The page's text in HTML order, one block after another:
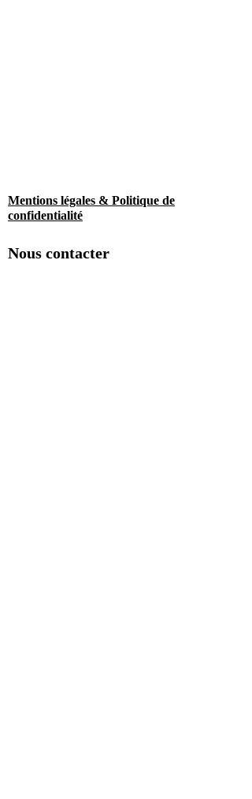
Mentions légales & Politique de
confidentialité
Nous contacter